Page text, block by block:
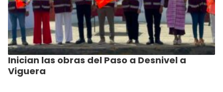
Inician las obras del Paso a Desnivel a
Viguera